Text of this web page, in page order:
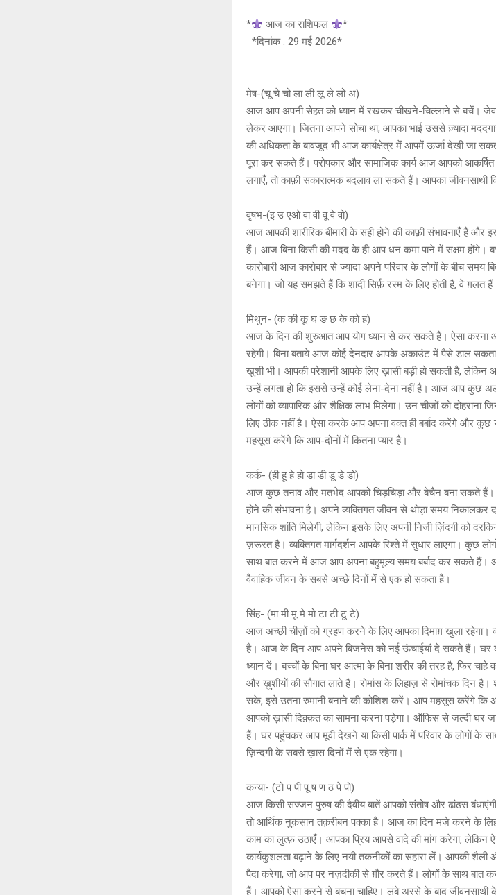
at
s
p
p
ce
b
o
k
s
a
e
k
* आज का राशिफल
*
*दिनांक : 29 मई 2026*
मेष-(चू चे चो ला ली लू ले लो अ)
आज आप अपनी सेहत को ध्यान में रखकर चीखने-चिल्लाने से बचें।
लेकर आएगा। जितना आपने सोचा था, आपका भाई उससे ज़्यादा
की अधिकता के बावजूद भी आज कार्यक्षेत्र में आपमें ऊर्जा देखी जा
पूरा कर सकते हैं। परोपकार और सामाजिक कार्य आज आपको
लगाएँ, तो काफ़ी सकारात्मक बदलाव ला सकते हैं। आपका जीवनसाथी
वृषभ-(इ उ एओ वा वी वू वे वो)
आज आपकी शारीरिक बीमारी के सही होने की काफ़ी संभावनाएँ हैं
हैं। आज बिना किसी की मदद के ही आप धन कमा पाने में सक्षम होंगे।
कारोबारी आज कारोबार से ज्यादा अपने परिवार के लोगों के बीच
बनेगा। जो यह समझते हैं कि शादी सिर्फ़ रस्म के लिए होती है, वे ग़लत
मिथुन- (क की कू घ ङ छ के को ह)
आज के दिन की शुरुआत आप योग ध्यान से कर सकते हैं। ऐसा करना
रहेगी। बिना बताये आज कोई देनदार आपके अकाउंट में पैसे डाल
खुशी भी। आपकी परेशानी आपके लिए ख़ासी बड़ी हो सकती है,
उन्हें लगता हो कि इससे उन्हें कोई लेना-देना नहीं है। आज आप कुछ
लोगों को व्यापारिक और शैक्षिक लाभ मिलेगा। उन चीजों को
लिए ठीक नहीं है। ऐसा करके आप अपना वक्त ही बर्बाद करेंगे और कुछ
महसूस करेंगे कि आप-दोनों में कितना प्यार है।
कर्क- (ही हू हे हो डा डी डू डे डो)
आज कुछ तनाव और मतभेद आपको चिड़चिड़ा और बेचैन बना सकते
होने की संभावना है। अपने व्यक्तिगत जीवन से थोड़ा समय
मानसिक शांति मिलेगी, लेकिन इसके लिए अपनी निजी ज़िंदगी को
ज़रूरत है। व्यक्तिगत मार्गदर्शन आपके रिश्ते में सुधार लाएगा। कुछ
साथ बात करने में आज आप अपना बहुमूल्य समय बर्बाद कर सकते
वैवाहिक जीवन के सबसे अच्छे दिनों में से एक हो सकता है।
सिंह- (मा मी मू मे मो टा टी टू टे)
आज अच्छी चीज़ों को ग्रहण करने के लिए आपका दिमाग़ खुला रहेगा।
है। आज के दिन आप अपने बिजनेस को नई ऊंचाईयां दे सकते हैं। घर
ध्यान दें। बच्चों के बिना घर आत्मा के बिना शरीर की तरह है, फिर
और ख़ुशीयों की सौगात लाते हैं। रोमांस के लिहाज़ से रोमांचक दिन
सके, इसे उतना रुमानी बनाने की कोशिश करें। आप महसूस करेंगे कि
आपको ख़ासी दिक़्क़त का सामना करना पड़ेगा। ऑफिस से जल्दी
हैं। घर पहुंचकर आप मूवी देखने या किसी पार्क में परिवार के लोगों के
ज़िन्दगी के सबसे ख़ास दिनों में से एक रहेगा।
कन्या- (टो प पी पू ष ण ठ पे पो)
आज किसी सज्जन पुरुष की दैवीय बातें आपको संतोष और ढांढस
तो आर्थिक नुक़सान तक़रीबन पक्का है। आज का दिन मज़े करने के
काम का लुत्फ़ उठाएँ। आपका प्रिय आपसे वादे की मांग करेगा,
कार्यकुशलता बढ़ाने के लिए नयी तकनीकों का सहारा लें। आपकी शैली
पैदा करेगा, जो आप पर नज़दीकी से ग़ौर करते हैं। लोगों के साथ
हैं। आपको ऐसा करने से बचना चाहिए। लंबे अरसे के बाद जीवनसाथी